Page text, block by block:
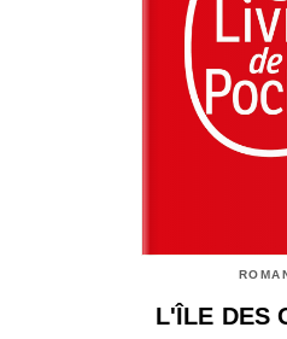
L'ÎLE DES